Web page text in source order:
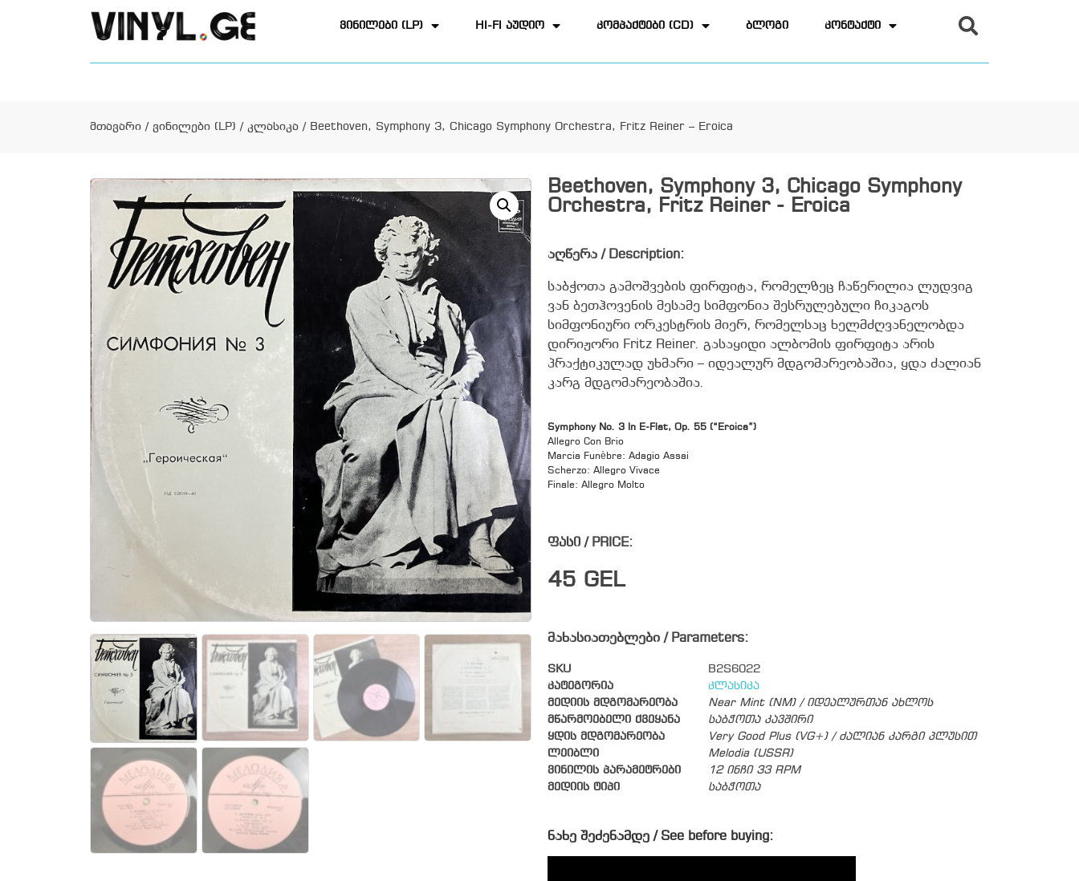
ვინილები (LP) HI-FI აუდიო კომპაქტები (CD) ბლოგი კონტაქტი
მთავარი / ვინილები (LP) / კლასიკა / Beethoven, Symphony 3, Chicago Symphony Orchestra, Fritz Reiner – Eroica
Beethoven, Symphony 3, Chicago Symphony
Orchestra, Fritz Reiner - Eroica
აღწერა / Description:
საბჭოთა გამოშვების ფირფიტა, რომელზეც ჩაწერილია ლუდვიგ
ვან ბეთჰოვენის მესამე სიმფონია შესრულებული ჩიკაგოს
სიმფონიური ორკესტრის მიერ, რომელსაც ხელმძღვანელობდა
დირიჟორი Fritz Reiner. გასაყიდი ალბომის ფირფიტა არის
პრაქტიკულად უხმარი – იდეალურ მდგომარეობაშია, ყდა ძალიან
კარგ მდგომარეობაშია.
Symphony No. 3 In E-Flat, Op. 55 (“Eroica”)
Allegro Con Brio
Marcia Funèbre: Adagio Assai
Scherzo: Allegro Vivace
Finale: Allegro Molto
ფასი / PRICE:
45 GEL
მახასიათებლები / Parameters:
SKU
B2S6022
კატეგორია
კლასიკა
მედიის მდგომარეობა
Near Mint (NM) / იდეალურთან ახლოს
მწარმოებელი ქვეყანა
საბჭოთა კავშირი
ყდის მდგომარეობა
Very Good Plus (VG+) / ძალიან კარგი პლუსით
ლეიბლი
Melodia (USSR)
ვინილის პარამეტრები
12 ინჩი 33 RPM
მედიის ტიპი
საბჭოთა
ნახე შეძენამდე / See before buying: